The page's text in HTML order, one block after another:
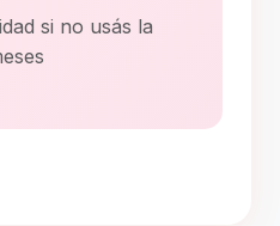
si no usás la